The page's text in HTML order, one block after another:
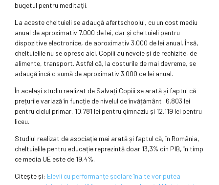
bugetul pentru meditații.
La aceste cheltuieli se adaugă afertschoolul, cu un cost mediu
anual de aproximativ 7.000 de lei, dar și cheltuieli pentru
dispozitive electronice, de aproximativ 3.000 de lei anual. Însă,
cheltuielile nu se opresc aici. Copiii au nevoie și de rechizite, de
alimente, transport. Astfel că, la costurile de mai devreme, se
adaugă încă o sumă de aproximativ 3.000 de lei anual.
În același studiu realizat de Salvați Copiii se arată și faptul că
prețurile variază în funcție de nivelul de învățământ: 6.803 lei
pentru ciclul primar, 10.781 lei pentru gimnaziu și 12.119 lei pentru
liceu.
Studiul realizat de asociație mai arată și faptul că, în România,
cheltuielile pentru educație reprezintă doar 13,3% din PIB, în timp
ce media UE este de 19,4%.
Citește și: Elevii cu performanţe şcolare înalte vor putea